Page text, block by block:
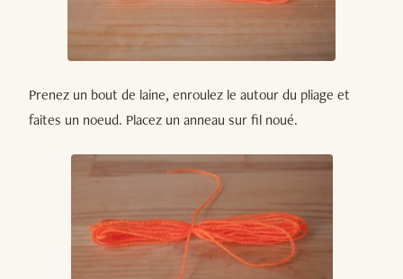
Prenez un bout de laine, enroulez le autour du pliage et
faites un noeud. Placez un anneau sur fil noué.